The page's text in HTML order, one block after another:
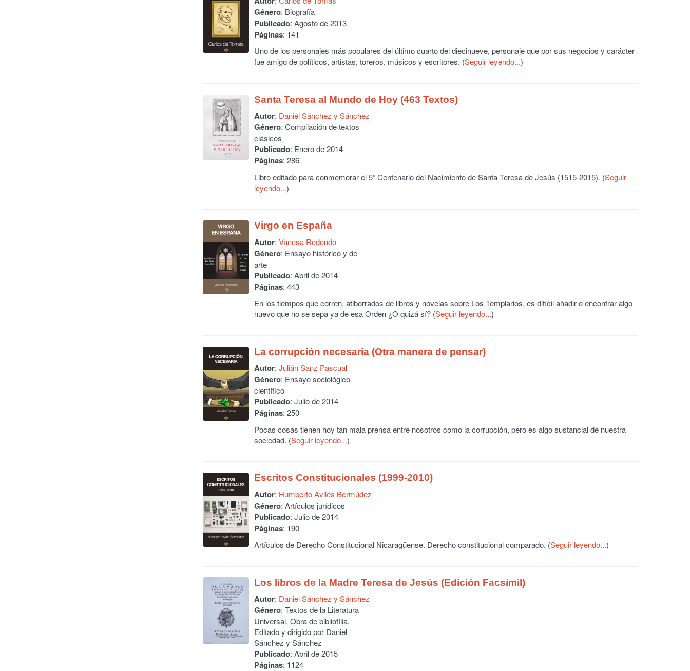
Género: Biografía
Publicado: Agosto de 2013
Páginas: 141
Uno de los personajes más populares del último cuarto del diecinueve, personaje que por sus negocios y carácter
fue amigo de políticos, artistas, toreros, músicos y escritores. (Seguir leyendo...)
Santa Teresa al Mundo de Hoy (463 Textos)
Autor: Daniel Sánchez y Sánchez
Género: Compilación de textos
clásicos
Publicado: Enero de 2014
Páginas: 286
Libro editado para conmemorar el 5º Centenario del Nacimiento de Santa Teresa de Jesús (1515-2015). (Seguir
leyendo...)
Virgo en España
Autor: Vanesa Redondo
Género: Ensayo histórico y de
arte
Publicado: Abril de 2014
Páginas: 443
En los tiempos que corren, atiborrados de libros y novelas sobre Los Templarios, es difícil añadir o encontrar algo
nuevo que no se sepa ya de esa Orden ¿O quizá sí? (Seguir leyendo...)
La corrupción necesaria (Otra manera de pensar)
Autor: Julián Sanz Pascual
Género: Ensayo sociológico-
científico
Publicado: Julio de 2014
Páginas: 250
Pocas cosas tienen hoy tan mala prensa entre nosotros como la corrupción, pero es algo sustancial de nuestra
sociedad. (Seguir leyendo...)
Escritos Constitucionales (1999-2010)
Autor: Humberto Avilés Bermúdez
Género: Artículos jurídicos
Publicado: Julio de 2014
Páginas: 190
Artículos de Derecho Constitucional Nicaragüense. Derecho constitucional comparado. (Seguir leyendo...)
Los libros de la Madre Teresa de Jesús (Edición Facsímil)
Autor: Daniel Sánchez y Sánchez
Género: Textos de la Literatura
Universal. Obra de bibliofília.
Editado y dirigido por Daniel
Sánchez y Sánchez
Publicado: Abril de 2015
Páginas: 1124